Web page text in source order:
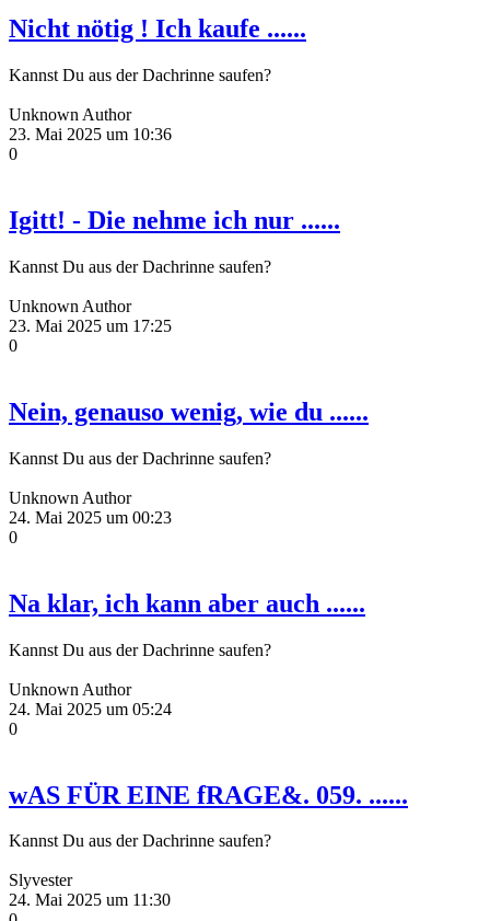
Nicht nötig ! Ich kaufe ......
Kannst Du aus der Dachrinne saufen?
Unknown Author
23. Mai 2025 um 10:36
0
Igitt! - Die nehme ich nur ......
Kannst Du aus der Dachrinne saufen?
Unknown Author
23. Mai 2025 um 17:25
0
Nein, genauso wenig, wie du ......
Kannst Du aus der Dachrinne saufen?
Unknown Author
24. Mai 2025 um 00:23
0
Na klar, ich kann aber auch ......
Kannst Du aus der Dachrinne saufen?
Unknown Author
24. Mai 2025 um 05:24
0
wAS FÜR EINE fRAGE&. 059. ......
Kannst Du aus der Dachrinne saufen?
Slyvester
24. Mai 2025 um 11:30